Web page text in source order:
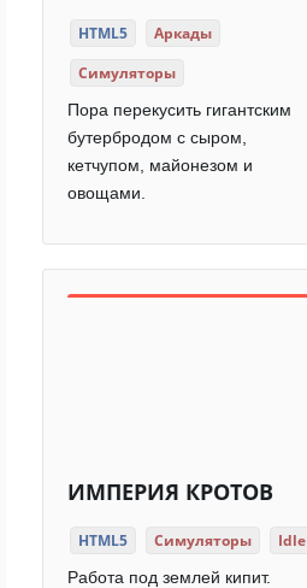
HTML5
Аркады
Симуляторы
Пора перекусить гигантским
бутербродом с сыром,
кетчупом, майонезом и
овощами.
ИМПЕРИЯ КРОТОВ
HTML5 Симуляторы Idle
Работа под землей кипит.